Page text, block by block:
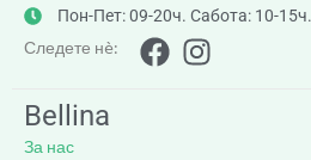
Пон-Пет: 09-20ч. Сабота: 10-15ч.
Следете нè:
Bellina
За нас